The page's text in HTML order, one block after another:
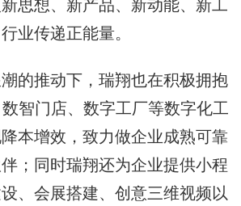
思想、新产品、新动能、新工
业传递正能量。
推动下，瑞翔也在积极拥抱
智门店、数字工厂等数字化工
本增效，致力做企业成熟可靠
；同时瑞翔还为企业提供小程
、会展搭建、创意三维视频以